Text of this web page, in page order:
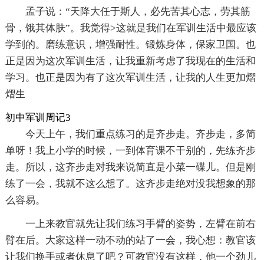
孟子说：“天降大任于斯人，必先苦其心志，劳其筋
骨，饿其体肤”。我觉得>这就是我们在军训生活中最应该
学到的。磨练意识，增强耐性。锻炼身体，保家卫国。也
正是因为这次军训生活，让我重新考虑了我现在的生活和
学习。也正是因为有了这次军训生活，让我的人生更加熠
熠生
初中军训周记3
今天上午，我们重点练习的是齐步走。齐步走，多简
单呀！我上小学的时候，一到体育课不干别的，先练齐步
走。所以，这齐步走对我来说简直是小菜一碟儿。但是刚
练了一会，我就不这么想了。这齐步走绝对没我想象的那
么容易。
一上来教官就先让我们练习手臂的姿势，左臂在前右
臂在后。大家这样一动不动的站了一会，我心想：教官该
让我们换手或者休息了吧？可教官没有这样，他一个劲儿